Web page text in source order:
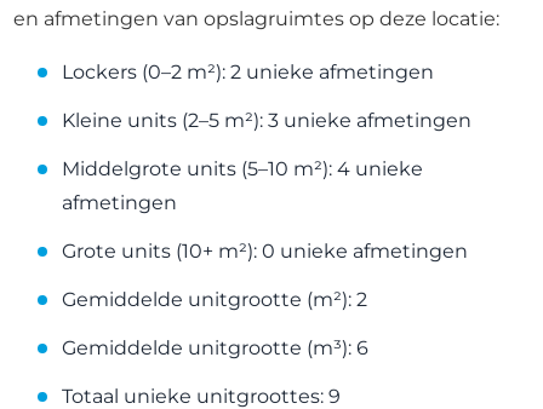
en afmetingen van opslagruimtes op deze locatie:
Lockers (0–2 m²): 2 unieke afmetingen
Kleine units (2–5 m²): 3 unieke afmetingen
Middelgrote units (5–10 m²): 4 unieke
afmetingen
Grote units (10+ m²): 0 unieke afmetingen
Gemiddelde unitgrootte (m²): 2
Gemiddelde unitgrootte (m³): 6
Totaal unieke unitgroottes: 9